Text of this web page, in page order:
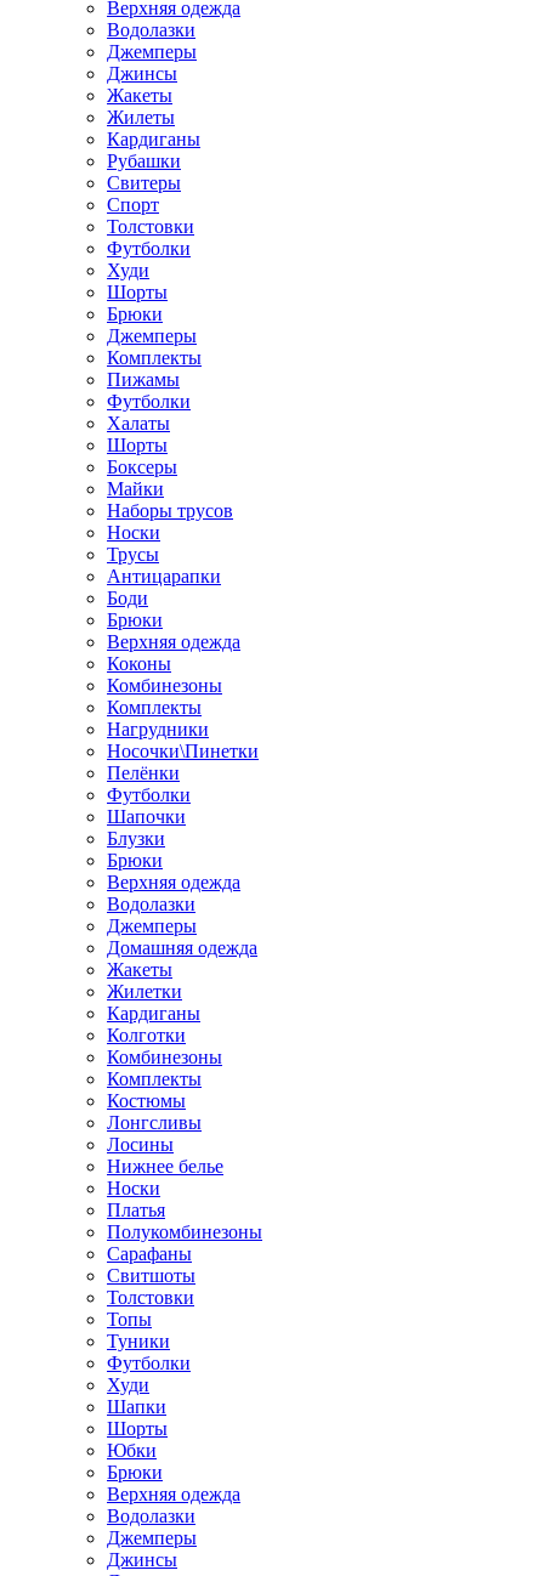
Верхняя одежда
Водолазки
Джемперы
Джинсы
Жакеты
Жилеты
Кардиганы
Рубашки
Свитеры
Спорт
Толстовки
Футболки
Худи
Шорты
Брюки
Джемперы
Комплекты
Пижамы
Футболки
Халаты
Шорты
Боксеры
Майки
Наборы трусов
Носки
Трусы
Антицарапки
Боди
Брюки
Верхняя одежда
Коконы
Комбинезоны
Комплекты
Нагрудники
Носочки\Пинетки
Пелёнки
Футболки
Шапочки
Блузки
Брюки
Верхняя одежда
Водолазки
Джемперы
Домашняя одежда
Жакеты
Жилетки
Кардиганы
Колготки
Комбинезоны
Комплекты
Костюмы
Лонгсливы
Лосины
Нижнее белье
Носки
Платья
Полукомбинезоны
Сарафаны
Свитшоты
Толстовки
Топы
Туники
Футболки
Худи
Шапки
Шорты
Юбки
Брюки
Верхняя одежда
Водолазки
Джемперы
Джинсы